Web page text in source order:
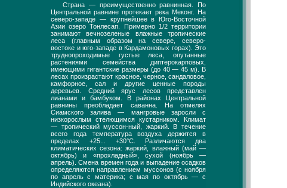
Страна — преимущественно равнинная. По
Центральной равнине протекает река Меконг. На
северо-западе — крупнейшее в Юго-Восточной
Азии озеро Тонлесап. Примерно 1/2 территории
занимают вечнозеленые влажные тропические
леса (главным образом на севере, северо-
востоке и юго-западе в Кардамоновых горах). Это
труднопроходимые густые леса, опутанные
растениями семейства диптерокарповых,
имеющими гигантские размеры (до 40 — 45 м). В
лесах произрастают красное, черное, сандаловое,
камфорное, сал и другие ценные породы
деревьев. Средний ярус лесов представлен
лианами и бамбуком. В районах Центральной
равнины преобладает саванна. На отмелях
Сиамского залива — мангровые заросли с
низкорослым стелющимся кустарником. Климат
— тропический муссон-ный, жаркий. В течение
всего года температура воздуха держится в
пределах +25... +30°С. Различаются два
климатических сезона: жаркий, влажный (май —
октябрь) и «прохладный», сухой (ноябрь —
апрель). Смена времен года и выпадение осадков
определяются направлением муссонов (с ноября
по апрель с материка; с мая по октябрь — с
Индийского океана).